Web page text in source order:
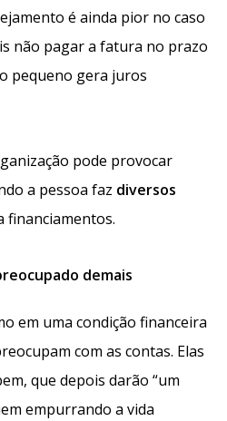
é ainda pior no caso
não pagar a fatura no prazo
pequeno gera juros
pode provocar
a pessoa faz diversos
financiamentos.
demais
em uma condição financeira
com as contas. Elas
que depois darão “um
empurrando a vida